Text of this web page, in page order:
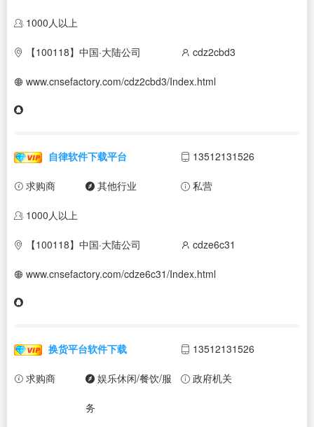
1000人以上
【100118】中国·大陆公司 cdz2cbd3
www.cnsefactory.com/cdz2cbd3/Index.html
自律软件下载平台 13512131526
求购商 其他行业 私营
1000人以上
【100118】中国·大陆公司 cdze6c31
www.cnsefactory.com/cdze6c31/Index.html
换货平台软件下载 13512131526
求购商 娱乐休闲/餐饮/服
务
政府机关